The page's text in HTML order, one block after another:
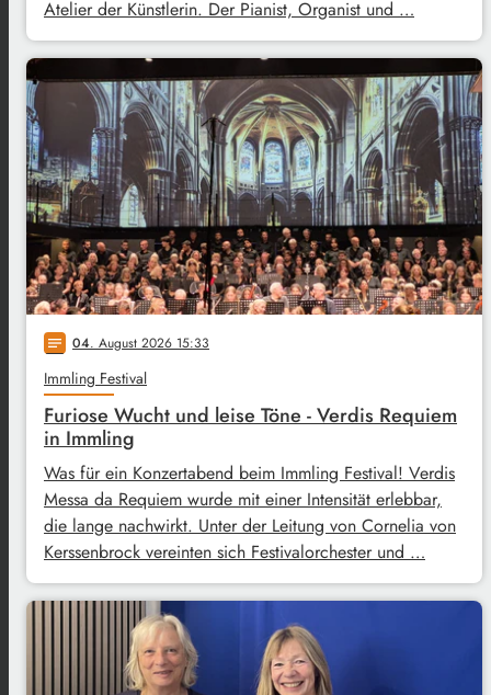
Atelier der Künstlerin. Der Pianist, Organist und …
notes 04. August 2026 15:33
Immling Festival
Furiose Wucht und leise Töne - Verdis Requiem
in Immling
Was für ein Konzertabend beim Immling Festival! Verdis
Messa da Requiem wurde mit einer Intensität erlebbar,
die lange nachwirkt. Unter der Leitung von Cornelia von
Kerssenbrock vereinten sich Festivalorchester und …